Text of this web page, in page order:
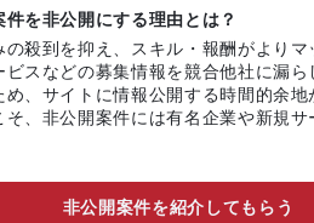
件を非公開にする理由とは？
の殺到を抑え、スキル・報酬がより
ビスなどの募集情報を競合他社に漏ら
め、サイトに情報公開する時間的余地
そ、非公開案件には有名企業や新規サ
非公開案件を紹介してもらう